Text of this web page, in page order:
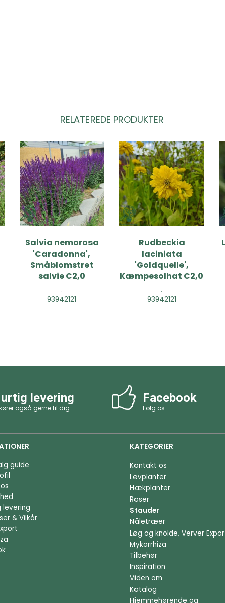
RELATEREDE PRODUKTER
Salvia nemorosa
'Caradonna',
Småblomstret
salvie C2,0
.
93942121
Rudbeckia
laciniata
'Goldquelle',
Kæmpesolhat C2,0
.
93942121
levering
også gerne til dig
Facebook
Følg os
guide
levering
& Vilkår
KATEGORIER
Kontakt os
Løvplanter
Hækplanter
Roser
Stauder
Nåletræer
Løg og knolde, Verver
Mykorrhiza
Tilbehør
Inspiration
Viden om
Katalog
Hjemmehørende og